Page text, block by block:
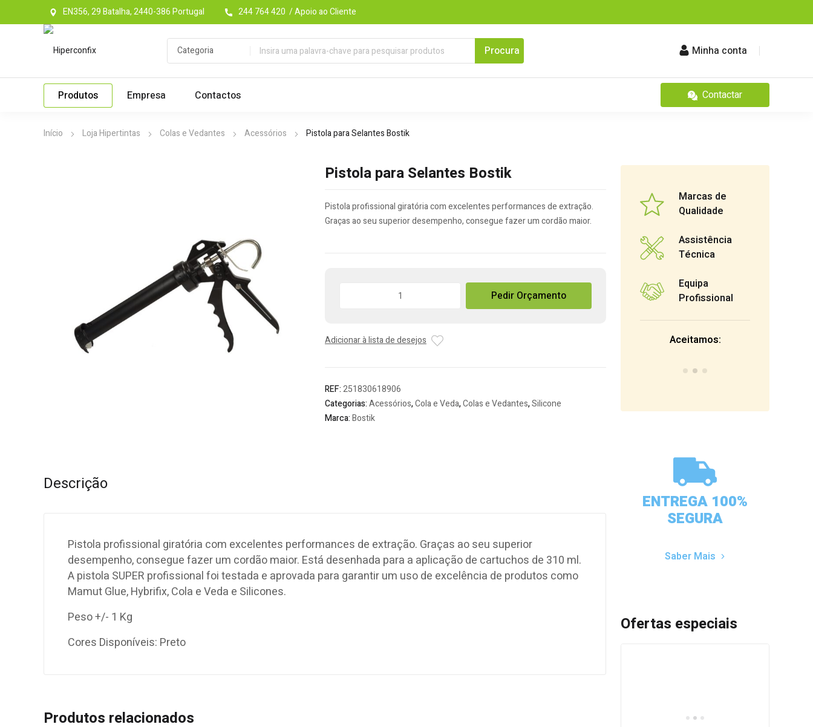
EN356, 29 Batalha, 2440-386 Portugal 244 764 420 / Apoio ao Cliente
Minha conta
Produtos Empresa Contactos Contactar
Início Loja Hipertintas Colas e Vedantes Acessórios Pistola para Selantes Bostik
Pistola para Selantes Bostik
Pistola profissional giratória com excelentes performances de extração.
Graças ao seu superior desempenho, consegue fazer um cordão maior.
Selantes
Pedir Orçamento
Adicionar à lista de desejos
REF:251830618906
Categorias:Acessórios,Cola e Veda,Colas e Vedantes,Silicone
Marca:Bostik
Descrição
Pistola profissional giratória com excelentes performances de extração. Graças ao seu superior
desempenho, consegue fazer um cordão maior. Está desenhada para a aplicação de cartuchos de 310 ml.
A pistola SUPER profissional foi testada e aprovada para garantir um uso de excelência de produtos como
Mamut Glue, Hybrifix, Cola e Veda e Silicones.
Peso +/- 1 Kg
Cores Disponíveis: Preto
Produtos relacionados
Marcas de
Qualidade
Assistência
Técnica
Equipa
Profissional
Aceitamos:
ENTREGA 100%
SEGURA
Saber Mais
Ofertas especiais